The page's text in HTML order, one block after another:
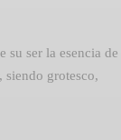
su ser la esencia de
grotesco,